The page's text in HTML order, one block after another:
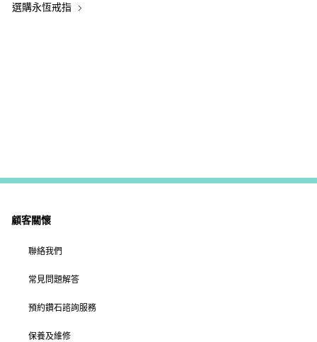
選購永恆戒指
顧客關懷
聯絡我們
常見問題解答
預約鑽石諮詢服務
保養及維修